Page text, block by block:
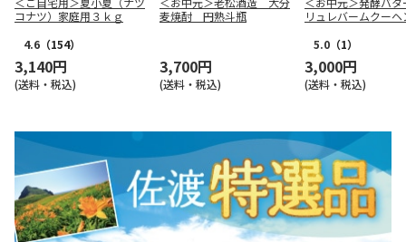
コナツ）家庭用３ｋｇ
4.6 （154）
3,140円
(送料・税込)
麦焼酎 円熟斗瓶
3,700円
(送料・税込)
リュレバームクー
5.0 （1）
3,000円
(送料・税込)